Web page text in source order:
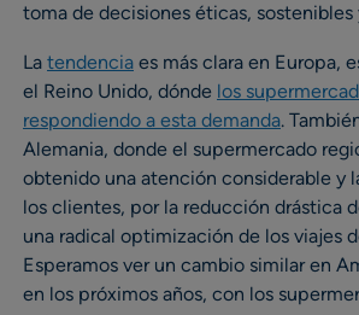
toma de decisiones éticas, sostenibles
La tendencia es más clara en Europa,
el Reino Unido, dónde los
respondiendo a esta demanda.
Alemania, donde el supermercado
obtenido una atención considerable y
los clientes, por la reducción drástica
una radical optimización de los viajes
Esperamos ver un cambio similar en
en los próximos años, con los